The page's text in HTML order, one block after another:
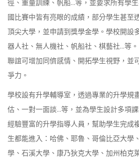
徑、重量訓練、帆船...等，並要求所有學
國比賽中皆有亮眼的成績，部分學生甚至
頂尖大學，並申請到獎學金學。學校開設
器人社、無人機社、帆船社、棋藝社...等
聯誼可增加同儕感情、開拓學生視野，並
爭力。
學校設有升學輔導室，透過專業的升學規
估、一對一面談...等，並為學生設計多項
經驗豐富的升學指導人員，幫助學生完成
生都能進入：哈佛、耶魯、哥倫比亞大學
學、石溪大學、康乃狄克大學、加州柏克